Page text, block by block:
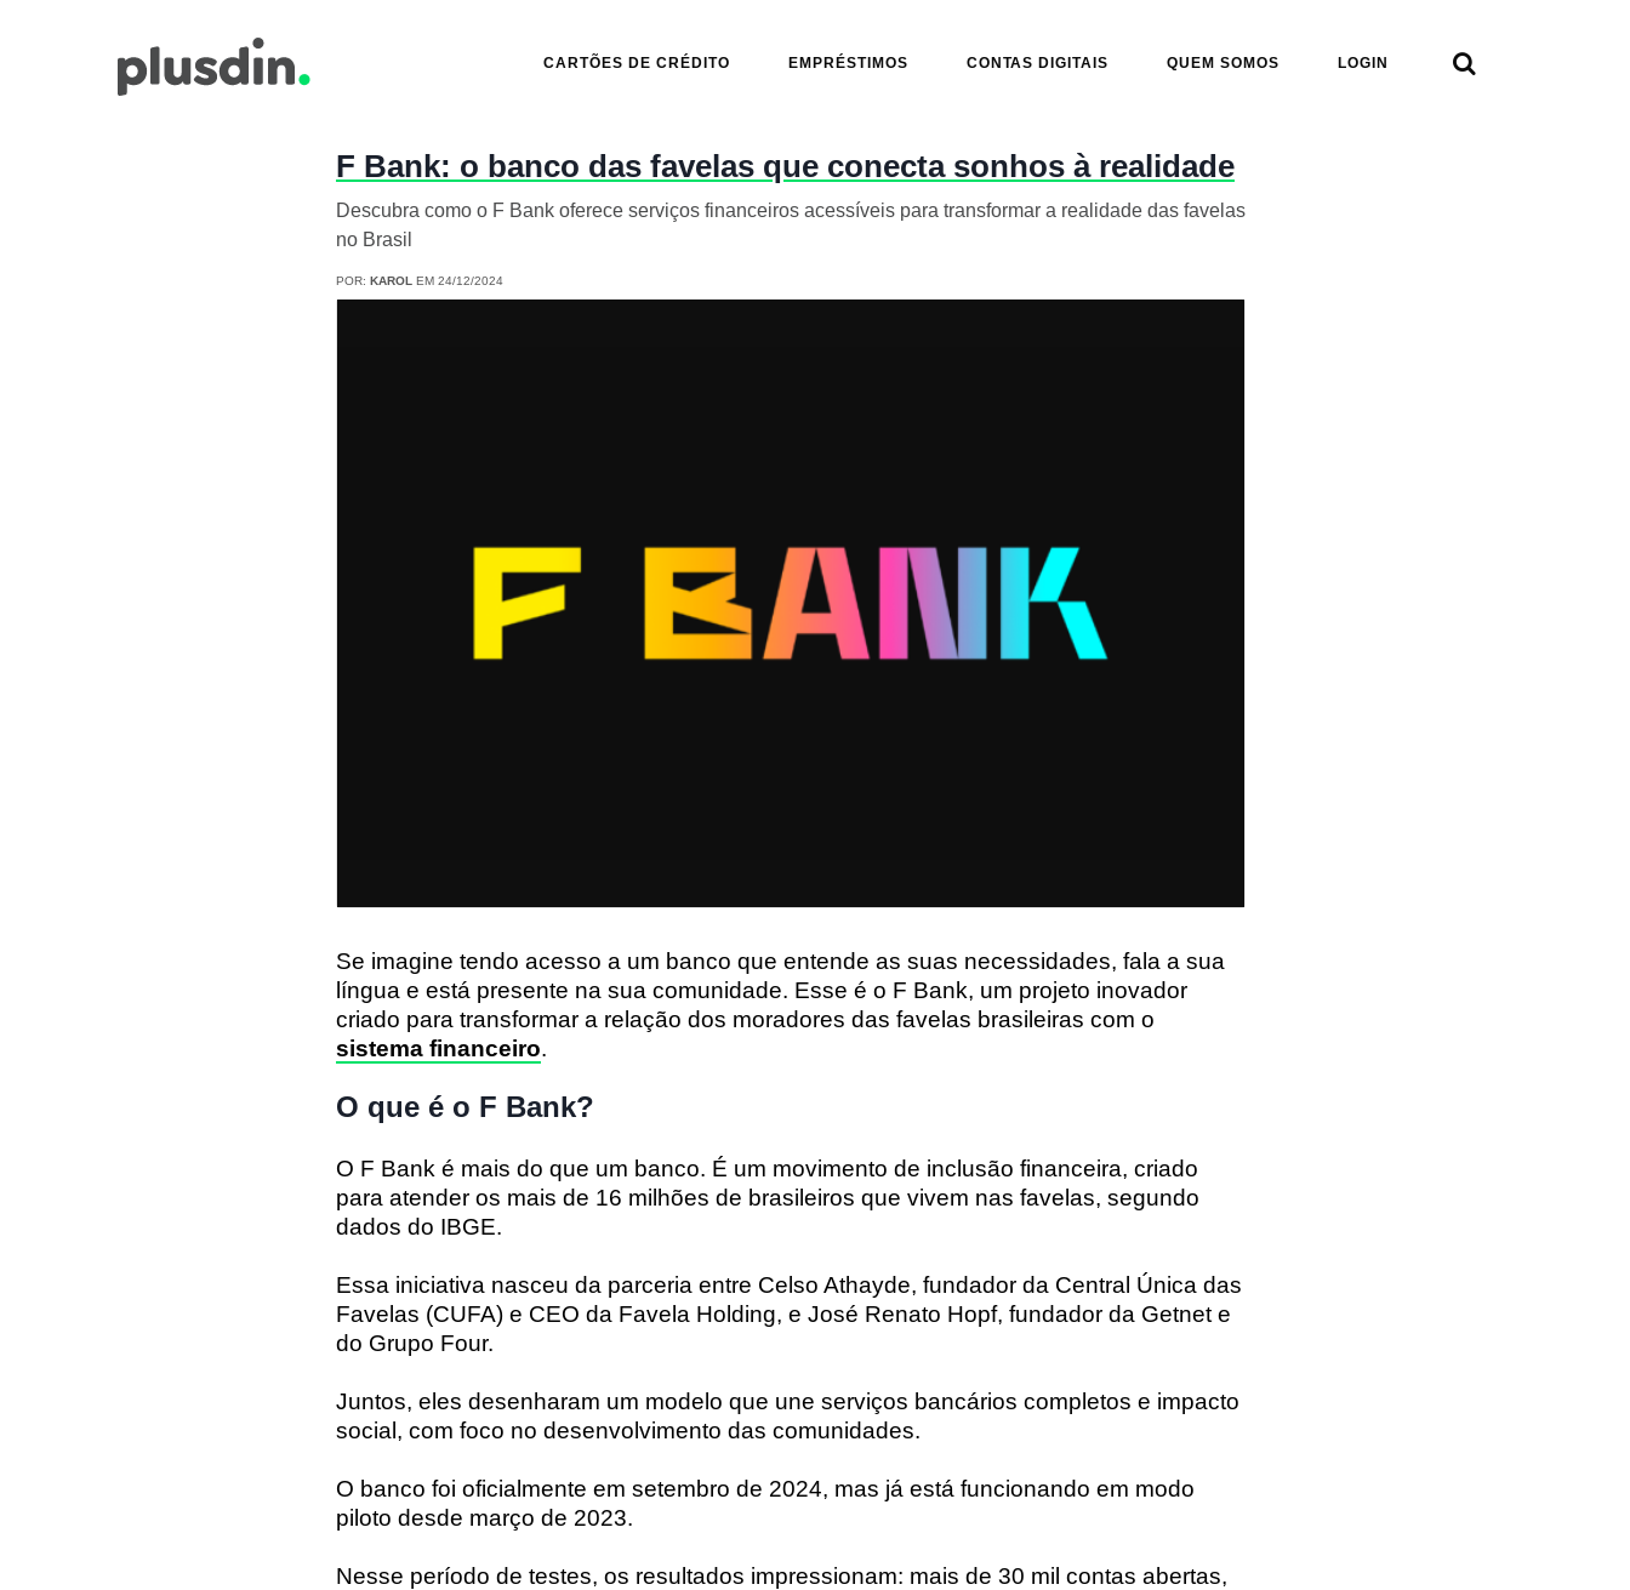
CARTÕES DE CRÉDITO EMPRÉSTIMOS CONTAS DIGITAIS QUEM SOMOS LOGIN 
F Bank: o banco das favelas que conecta sonhos à realidade
Descubra como o F Bank oferece serviços financeiros acessíveis para transformar a realidade das favelas
no Brasil
POR: KAROL EM 24/12/2024
Se imagine tendo acesso a um banco que entende as suas necessidades, fala a sua
língua e está presente na sua comunidade. Esse é o F Bank, um projeto inovador
criado para transformar a relação dos moradores das favelas brasileiras com o
sistema financeiro.
O que é o F Bank?
O F Bank é mais do que um banco. É um movimento de inclusão financeira, criado
para atender os mais de 16 milhões de brasileiros que vivem nas favelas, segundo
dados do IBGE.
Essa iniciativa nasceu da parceria entre Celso Athayde, fundador da Central Única das
Favelas (CUFA) e CEO da Favela Holding, e José Renato Hopf, fundador da Getnet e
do Grupo Four.
Juntos, eles desenharam um modelo que une serviços bancários completos e impacto
social, com foco no desenvolvimento das comunidades.
O banco foi oficialmente em setembro de 2024, mas já está funcionando em modo
piloto desde março de 2023.
Nesse período de testes, os resultados impressionam: mais de 30 mil contas abertas,